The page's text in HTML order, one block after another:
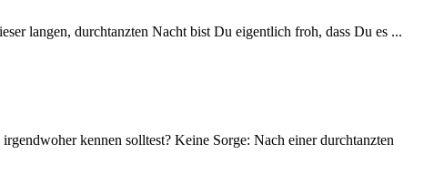
langen, durchtanzten Nacht bist Du eigentlich froh, dass Du es ...
kennen solltest? Keine Sorge: Nach einer durchtanzten